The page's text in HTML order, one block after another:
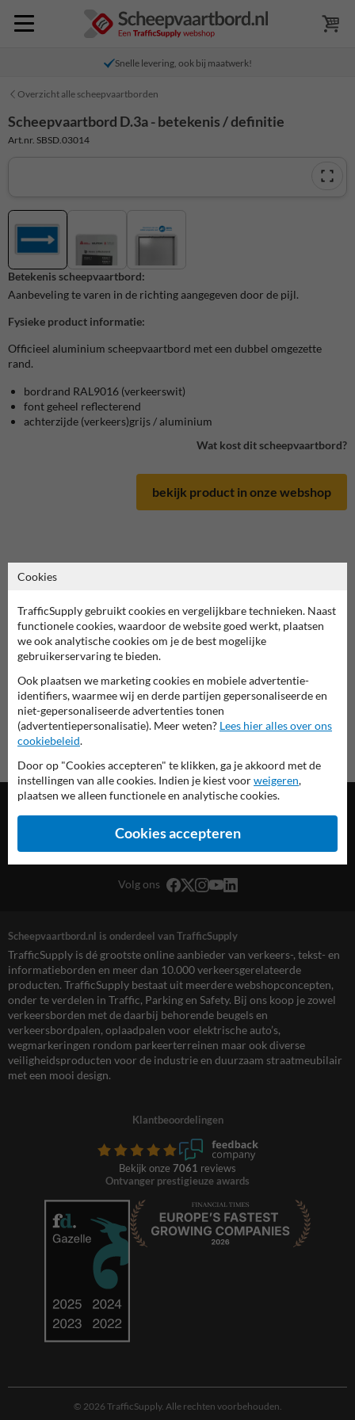
Snelle levering, ook bij maatwerk!
Overzicht alle scheepvaartborden
Scheepvaartbord in serie D
deze informatie printen
overzicht officiële scheepvaartborden
Scheepvaartbord.nl
Scheepvaartbord D.3a - betekenis / definitie
Art.nr. SBSD.03014
Betekenis scheepvaartbord:
Aanbeveling te varen in de richting aangegeven door de pijl.
Fysieke product informatie:
Officieel aluminium scheepvaartbord met een dubbel omgezette
rand.
bordrand RAL9016 (verkeerswit)
font geheel reflecterend
achterzijde (verkeers)grijs / aluminium
Wat kost dit scheepvaartbord?
bekijk product in onze webshop
TrafficSupply Netherlands B.V.,Populierenlaan 7,Hattem, NL
Volg ons
Scheepvaartbord.nl is onderdeel van TrafficSupply
TrafficSupply is dé grootste online aanbieder van verkeers-, tekst- en
informatieborden en meer dan 10.000 verkeersgerelateerde
producten. TrafficSupply bestaat uit meerdere webshopconcepten,
onder te verdelen in Traffic, Parking en Safety. Bij ons koop je zowel
verkeersborden met de daarbij behorende beugels en
verkeersbordpalen, oplaadpalen voor elektrische auto’s,
wegmarkeringen rondom parkeerterreinen maar ook diverse
veiligheidsproducten voor de industrie en duurzaam straatmeubilair
met een mooi design.
Klantbeoordelingen
Bekijk onze 7061 reviews
Ontvanger prestigieuze awards
© 2026 TrafficSupply. Alle rechten voorbehouden.
Cookies
TrafficSupply gebruikt cookies en vergelijkbare technieken. Naast
functionele cookies, waardoor de website goed werkt, plaatsen
we ook analytische cookies om je de best mogelijke
gebruikerservaring te bieden.
Ook plaatsen we marketing cookies en mobiele advertentie-
identifiers, waarmee wij en derde partijen gepersonaliseerde en
niet-gepersonaliseerde advertenties tonen
(advertentiepersonalisatie). Meer weten? Lees hier alles over ons
cookiebeleid.
Door op "Cookies accepteren" te klikken, ga je akkoord met de
instellingen van alle cookies. Indien je kiest voorweigeren,
plaatsen we alleen functionele en analytische cookies.
Cookies accepteren